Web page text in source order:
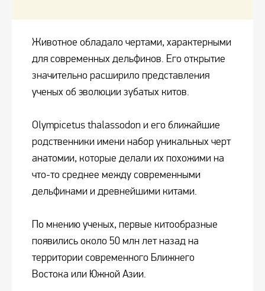
Животное обладало чертами, характерными
для современных дельфинов. Его открытие
значительно расширило представления
ученых об эволюции зубатых китов.
Olympicetus thalassodon и его ближайшие
родственники имени набор уникальных черт
анатомии, которые делали их похожими на
что-то среднее между современными
дельфинами и древнейшими китами.
По мнению ученых, первые китообразные
появились около 50 млн лет назад на
территории современного Ближнего
Востока или Южной Азии.